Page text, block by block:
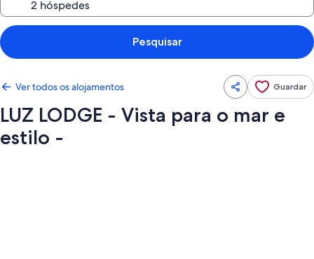
Pesquisar
Ver todos os alojamentos Guardar
LUZ LODGE - Vista para o mar e
estilo -